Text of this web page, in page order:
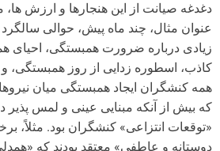
دغدغه صیانت از این هنجارها و ارزش ها،
زیادی درباره ضرورت همبستگی، احیای
کاذب، اسطوره زدایی از روز همبستگی،
همه کنشگران ایجاد همبستگی میان
که بیش از آنکه مبنایی عینی و لمس پذیر
«توقعات انتزاعی» کنشگران بود. مثلاً،
دوستانه و عاطفی» معتقد بودند که